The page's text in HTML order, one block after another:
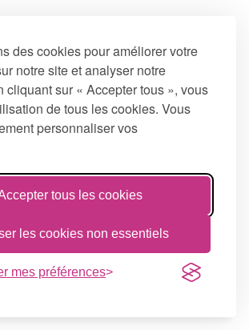
des cookies pour améliorer votre
notre site et analyser notre
cliquant sur « Accepter tous », vous
de tous les cookies. Vous
personnaliser vos
tous les cookies
les cookies non essentiels
mes préférences